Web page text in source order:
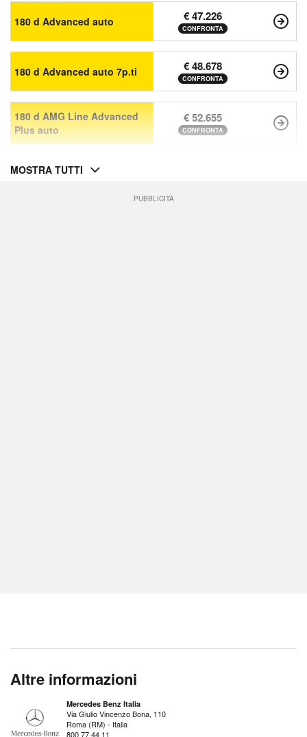
180 d Advanced auto € 47.226
CONFRONTA
180 d Advanced auto 7p.ti € 48.678
CONFRONTA
180 d AMG Line Advanced
Plus auto
€ 52.655
CONFRONTA
MOSTRA TUTTI
PUBBLICITÀ
Altre informazioni
Mercedes Benz Italia
Via Giulio Vincenzo Bona, 110
Roma (RM) - Italia
800 77 44 11